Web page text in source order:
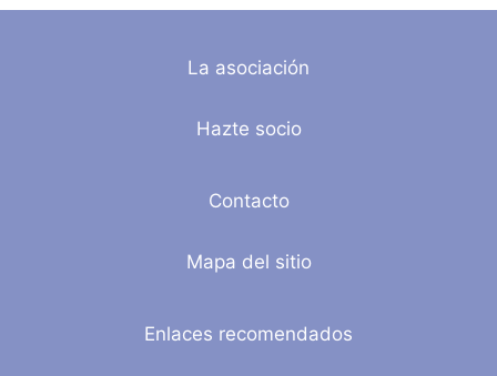
La asociación
Hazte socio
Contacto
Mapa del sitio
Enlaces recomendados